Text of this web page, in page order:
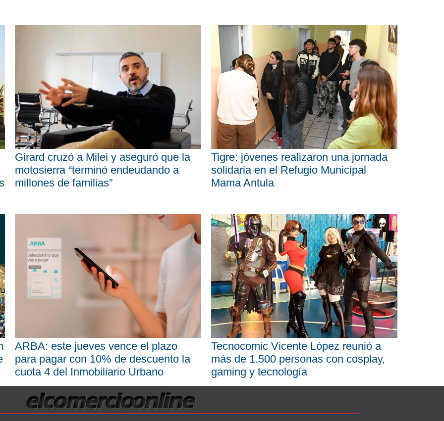
Girard cruzó a Milei y aseguró que la
motosierra “terminó endeudando a
millones de familias”
Tigre: jóvenes realizaron una jornada
solidaria en el Refugio Municipal
Mama Antula
ARBA: este jueves vence el plazo
para pagar con 10% de descuento la
cuota 4 del Inmobiliario Urbano
Tecnocomic Vicente López reunió a
más de 1.500 personas con cosplay,
gaming y tecnología